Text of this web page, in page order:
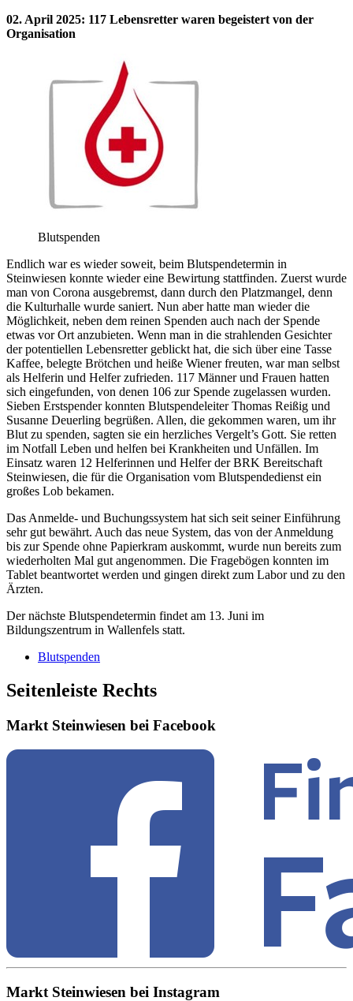
02. April 2025: 117 Lebensretter waren begeistert von der
Organisation
Blutspenden
Endlich war es wieder soweit, beim Blutspendetermin in
Steinwiesen konnte wieder eine Bewirtung stattfinden. Zuerst wurde
man von Corona ausgebremst, dann durch den Platzmangel, denn
die Kulturhalle wurde saniert. Nun aber hatte man wieder die
Möglichkeit, neben dem reinen Spenden auch nach der Spende
etwas vor Ort anzubieten. Wenn man in die strahlenden Gesichter
der potentiellen Lebensretter geblickt hat, die sich über eine Tasse
Kaffee, belegte Brötchen und heiße Wiener freuten, war man selbst
als Helferin und Helfer zufrieden. 117 Männer und Frauen hatten
sich eingefunden, von denen 106 zur Spende zugelassen wurden.
Sieben Erstspender konnten Blutspendeleiter Thomas Reißig und
Susanne Deuerling begrüßen. Allen, die gekommen waren, um ihr
Blut zu spenden, sagten sie ein herzliches Vergelt’s Gott. Sie retten
im Notfall Leben und helfen bei Krankheiten und Unfällen. Im
Einsatz waren 12 Helferinnen und Helfer der BRK Bereitschaft
Steinwiesen, die für die Organisation vom Blutspendedienst ein
großes Lob bekamen.
Das Anmelde- und Buchungssystem hat sich seit seiner Einführung
sehr gut bewährt. Auch das neue System, das von der Anmeldung
bis zur Spende ohne Papierkram auskommt, wurde nun bereits zum
wiederholten Mal gut angenommen. Die Fragebögen konnten im
Tablet beantwortet werden und gingen direkt zum Labor und zu den
Ärzten.
Der nächste Blutspendetermin findet am 13. Juni im
Bildungszentrum in Wallenfels statt.
Blutspenden
Seitenleiste Rechts
Markt Steinwiesen bei Facebook
Markt Steinwiesen bei Instagram